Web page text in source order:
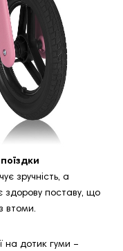
зручність, а
здорову поставу, що
втоми.
на дотик гуми –